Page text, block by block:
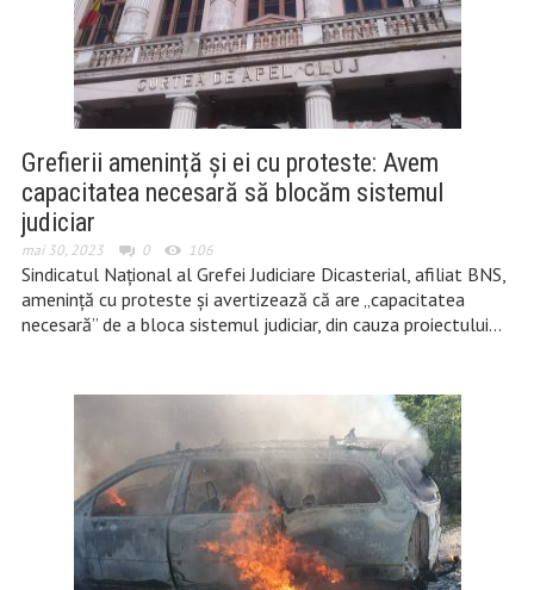
Grefierii amenință și ei cu proteste: Avem
capacitatea necesară să blocăm sistemul
judiciar
mai 30, 2023 0 106
Sindicatul Național al Grefei Judiciare Dicasterial, afiliat BNS,
amenință cu proteste și avertizează că are „capacitatea
necesară” de a bloca sistemul judiciar, din cauza proiectului…